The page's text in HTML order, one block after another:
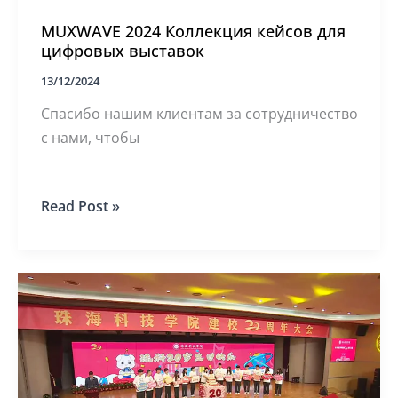
MUXWAVE 2024 Коллекция кейсов для
цифровых выставок
13/12/2024
Спасибо нашим клиентам за сотрудничество
с нами, чтобы
MUXWAVE
для
цифровых
выставок
Read Post »